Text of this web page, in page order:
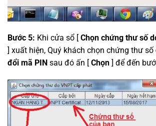
Bước 5: Khi cửa sổ [ Chọn chứng thư số
] xuất hiện, Quý khách chọn chứng thư số
đổi mã PIN sau đó ấn [ Chọn ] để đến